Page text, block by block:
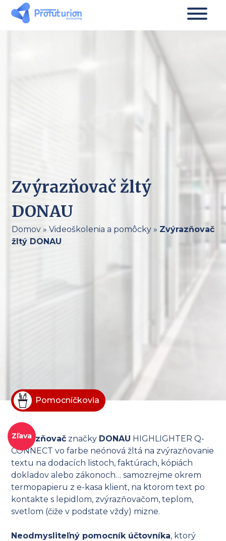
Zvýrazňovač žltý
DONAU
Domov» Videoškolenia a pomôcky» Zvýrazňovač
žltý DONAU
Pomocníčkovia
Zľava
Zvýrazňovač značky DONAU HIGHLIGHTER Q-
CONNECT vo farbe neónová žltá na zvýrazňovanie
textu na dodacích listoch, faktúrach, kópiách
dokladov alebo zákonoch… samozrejme okrem
termopapieru z e-kasa klient, na ktorom text po
kontakte s lepidlom, zvýrazňovačom, teplom,
svetlom (čiže v podstate vždy) mizne.
Neodmysliteľný pomocník účtovníka, ktorý